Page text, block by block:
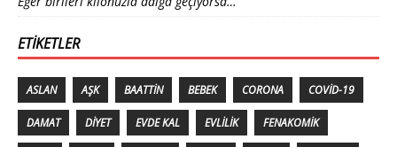
ETIKETLER
ASLAN AŞK BAATTIN BEBEK CORONA COVID-19
DAMAT DIYET EVDE KAL EVLILIK FENAKOMIK